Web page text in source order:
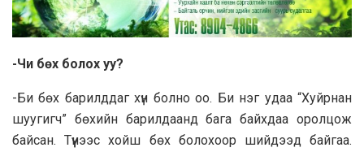
-Чи бөх болох уу?
-Би бөх барилддаг хүн болно оо. Би нэг удаа “Хуйрнан
шуугигч” бөхийн барилдаанд бага байхдаа оролцож
байсан. Түүнээс хойш бөх болохоор шийдээд байгаа.